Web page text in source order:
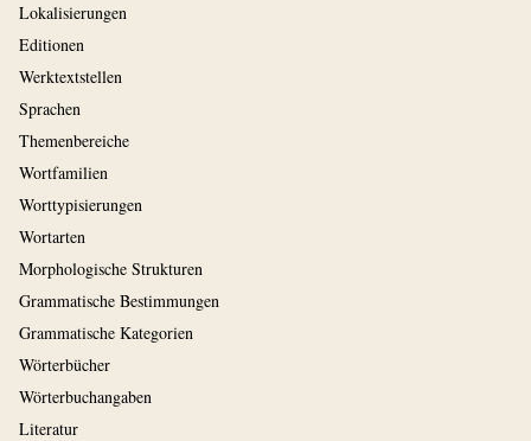
Lokalisierungen
Editionen
Werktextstellen
Sprachen
Themenbereiche
Wortfamilien
Worttypisierungen
Wortarten
Morphologische Strukturen
Grammatische Bestimmungen
Grammatische Kategorien
Wörterbücher
Wörterbuchangaben
Literatur